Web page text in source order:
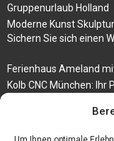
Gruppenurlaub Holland
Moderne Kunst
Sichern Sie sich einen
Ferienhaus Ameland
Kolb CNC München: